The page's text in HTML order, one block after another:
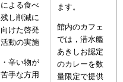
による食べ
残し削減に
向けた啓発
活動の実施
・辛い物が
苦手な方用
ます。
館内のカフェ
では，潜水艦
あきしお認定
のカレーを数
量限定で提供